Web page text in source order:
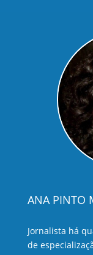
ANA PINTO
Jornalista há
de